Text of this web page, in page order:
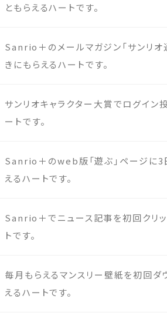
ともらえるハートです。
Sanrio＋のメールマガジン「サンリオ
きにもらえるハートです。
サンリオキャラクター大賞でログイン
ートです。
Sanrio＋のweb版「遊ぶ」ページに3
えるハートです。
Sanrio＋でニュース記事を初回クリッ
トです。
毎月もらえるマンスリー壁紙を初回ダ
えるハートです。